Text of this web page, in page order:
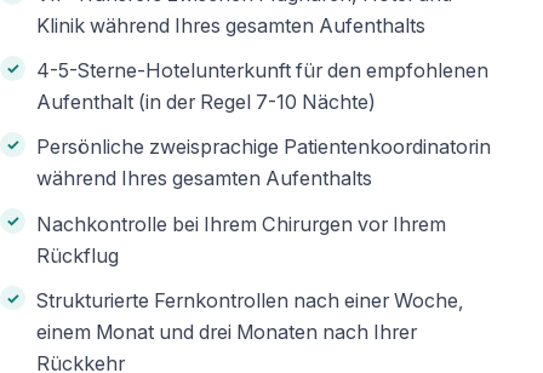
Klinik während Ihres gesamten Aufenthalts
4-5-Sterne-Hotelunterkunft für den empfohlenen
Aufenthalt (in der Regel 7-10 Nächte)
Persönliche zweisprachige Patientenkoordinatorin
während Ihres gesamten Aufenthalts
Nachkontrolle bei Ihrem Chirurgen vor Ihrem
Rückflug
Strukturierte Fernkontrollen nach einer Woche,
einem Monat und drei Monaten nach Ihrer
Rückkehr